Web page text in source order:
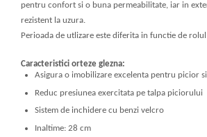
pentru confort si o buna permeabilitate, iar in
rezistent la uzura.
Perioada de utlizare este diferita in functie de
Caracteristici orteze glezna:
Asigura o imobilizare excelenta pentru picior
Reduc presiunea exercitata pe talpa piciorului
Sistem de inchidere cu benzi velcro
Inaltime: 28 cm